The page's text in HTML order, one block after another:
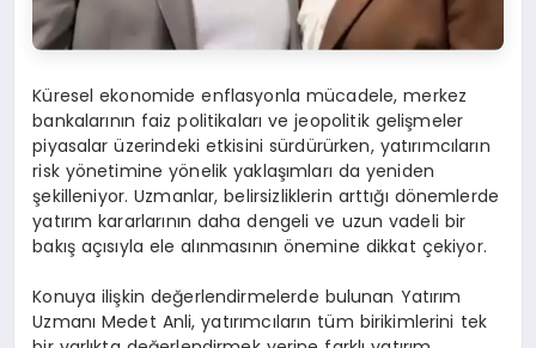
Küresel ekonomide enflasyonla mücadele, merkez
bankalarının faiz politikaları ve jeopolitik gelişmeler
piyasalar üzerindeki etkisini sürdürürken, yatırımcıların
risk yönetimine yönelik yaklaşımları da yeniden
şekilleniyor. Uzmanlar, belirsizliklerin arttığı dönemlerde
yatırım kararlarının daha dengeli ve uzun vadeli bir
bakış açısıyla ele alınmasının önemine dikkat çekiyor.
Konuya ilişkin değerlendirmelerde bulunan Yatırım
Uzmanı Medet Anli, yatırımcıların tüm birikimlerini tek